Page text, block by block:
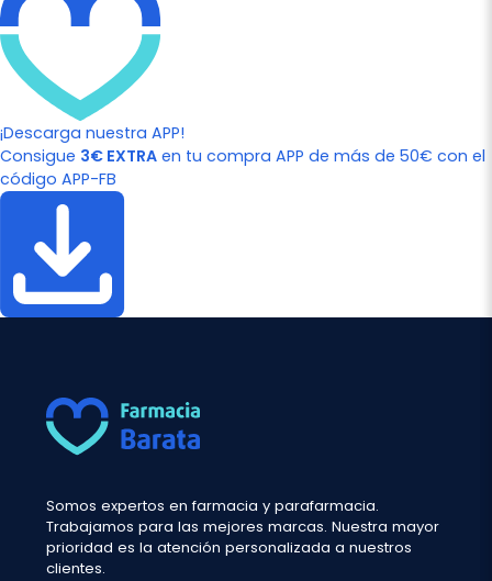
¡Descarga nuestra APP!
Consigue 3€ EXTRA en tu compra APP de más de 50€ con el
código APP-FB
Somos expertos en farmacia y parafarmacia.
Trabajamos para las mejores marcas. Nuestra mayor
prioridad es la atención personalizada a nuestros
clientes.